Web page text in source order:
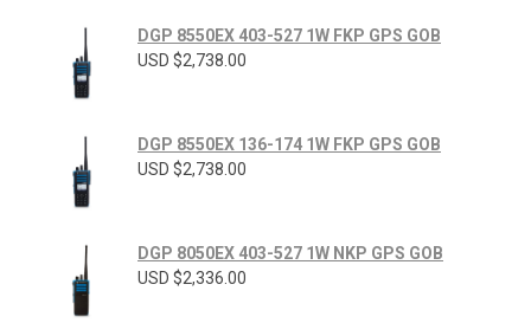
DGP 8550EX 403-527 1W FKP GPS GOB
USD $2,738.00
DGP 8550EX 136-174 1W FKP GPS GOB
USD $2,738.00
DGP 8050EX 403-527 1W NKP GPS GOB
USD $2,336.00